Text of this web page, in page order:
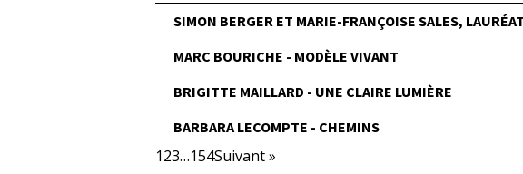
SIMON BERGER ET MARIE-FRANÇOISE SALES,
MARC BOURICHE - MODÈLE VIVANT
BRIGITTE MAILLARD - UNE CLAIRE LUMIÈRE
BARBARA LECOMPTE - CHEMINS
123…154Suivant »